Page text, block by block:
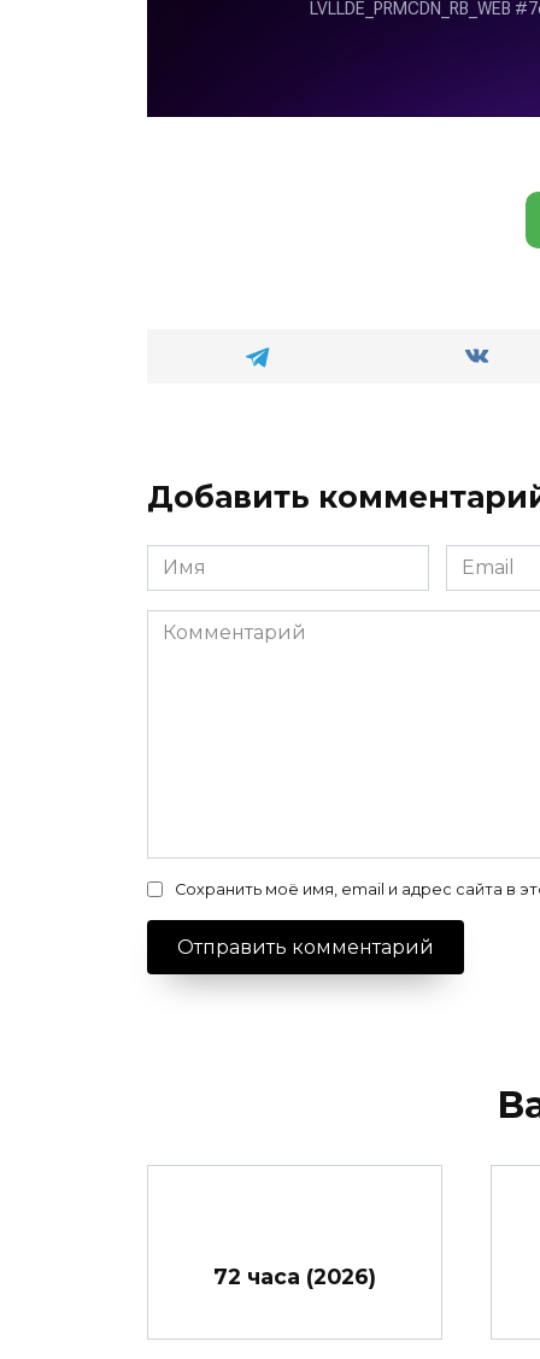
Добавить
Имя
*
Email
*
Комментарий
Сохранить моё имя, email и адрес сайта в
72 часа (2026)